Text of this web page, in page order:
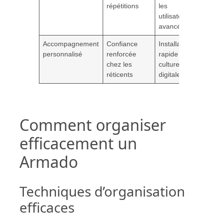
répétitions
les
utilisateurs
avancés
Accompagnement
personnalisé
Confiance
renforcée
chez les
réticents
Installation
rapide d’une
culture
digitale
Comment organiser
efficacement un
Armado
Techniques d’organisation
efficaces